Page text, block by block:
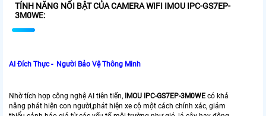
TÍNH NĂNG NỔI BẬT CỦA CAMERA WIFI IMOU IPC-GS7EP-
3M0WE:
AI Đích Thực - Người Bảo Vệ Thông Minh
Nhờ tích hợp công nghệ AI tiên tiến, IMOU IPC-GS7EP-3M0WE có khả
năng phát hiện con người,phát hiện xe cộ một cách chính xác, giảm